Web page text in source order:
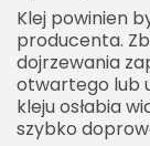
Klej powinien
producenta.
dojrzewania
otwartego lub
kleju osłabia
szybko